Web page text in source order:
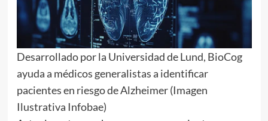
Desarrollado por la Universidad de Lund, BioCog
ayuda a médicos generalistas a identificar
pacientes en riesgo de Alzheimer (Imagen
Ilustrativa Infobae)